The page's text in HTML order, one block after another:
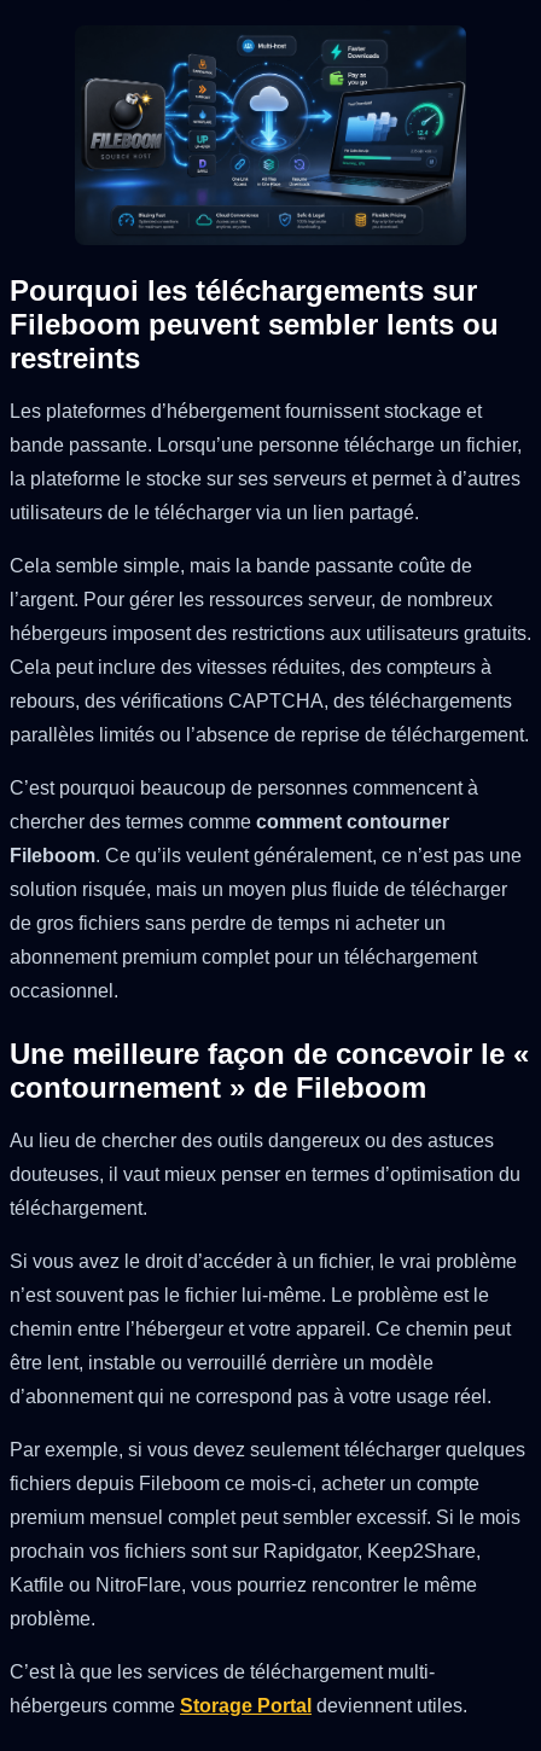
Pourquoi les téléchargements sur
Fileboom peuvent sembler lents ou
restreints
Les plateformes d’hébergement fournissent stockage et
bande passante. Lorsqu’une personne télécharge un fichier,
la plateforme le stocke sur ses serveurs et permet à d’autres
utilisateurs de le télécharger via un lien partagé.
Cela semble simple, mais la bande passante coûte de
l’argent. Pour gérer les ressources serveur, de nombreux
hébergeurs imposent des restrictions aux utilisateurs gratuits.
Cela peut inclure des vitesses réduites, des compteurs à
rebours, des vérifications CAPTCHA, des téléchargements
parallèles limités ou l’absence de reprise de téléchargement.
C’est pourquoi beaucoup de personnes commencent à
chercher des termes comme comment contourner
Fileboom. Ce qu’ils veulent généralement, ce n’est pas une
solution risquée, mais un moyen plus fluide de télécharger
de gros fichiers sans perdre de temps ni acheter un
abonnement premium complet pour un téléchargement
occasionnel.
Une meilleure façon de concevoir le «
contournement » de Fileboom
Au lieu de chercher des outils dangereux ou des astuces
douteuses, il vaut mieux penser en termes d’optimisation du
téléchargement.
Si vous avez le droit d’accéder à un fichier, le vrai problème
n’est souvent pas le fichier lui-même. Le problème est le
chemin entre l’hébergeur et votre appareil. Ce chemin peut
être lent, instable ou verrouillé derrière un modèle
d’abonnement qui ne correspond pas à votre usage réel.
Par exemple, si vous devez seulement télécharger quelques
fichiers depuis Fileboom ce mois-ci, acheter un compte
premium mensuel complet peut sembler excessif. Si le mois
prochain vos fichiers sont sur Rapidgator, Keep2Share,
Katfile ou NitroFlare, vous pourriez rencontrer le même
problème.
C’est là que les services de téléchargement multi-
hébergeurs comme Storage Portal deviennent utiles.